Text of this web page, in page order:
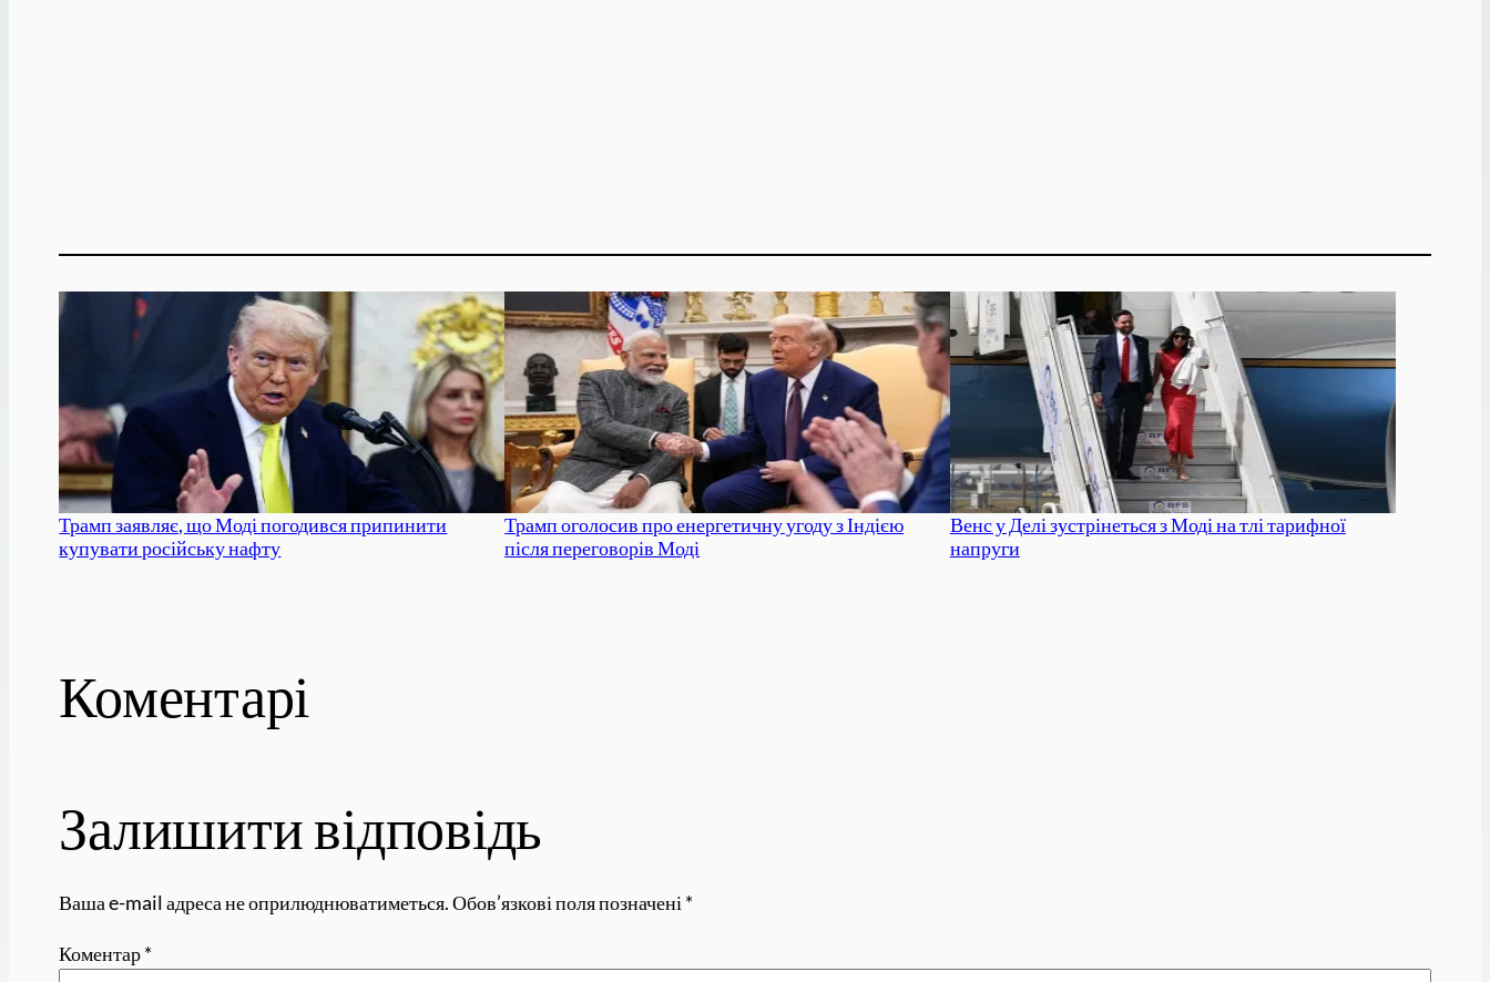
Трамп заявляє, що Моді погодився припинити
купувати російську нафту
Трамп оголосив про енергетичну угоду з Індією
після переговорів Моді
Венс у Делі зустрінеться з Моді на тлі тарифної
напруги
Коментарі
Залишити відповідь
Ваша e-mail адреса не оприлюднюватиметься. Обов’язкові поля позначені *
Коментар*